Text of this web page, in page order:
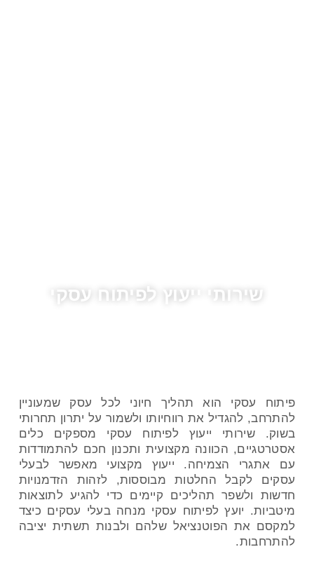
שירותי ייעוץ לפיתוח עסקי
פיתוח עסקי הוא תהליך חיוני לכל עסק שמעוניין
להתרחב, להגדיל את רווחיותו ולשמור על יתרון תחרותי
בשוק. שירותי ייעוץ לפיתוח עסקי מספקים כלים
אסטרטגיים, הכוונה מקצועית ותכנון חכם להתמודדות
עם אתגרי הצמיחה. ייעוץ מקצועי מאפשר לבעלי
עסקים לקבל החלטות מבוססות, לזהות הזדמנויות
חדשות ולשפר תהליכים קיימים כדי להגיע לתוצאות
מיטביות. יועץ לפיתוח עסקי מנחה בעלי עסקים כיצד
למקסם את הפוטנציאל שלהם ולבנות תשתית יציבה
להתרחבות.